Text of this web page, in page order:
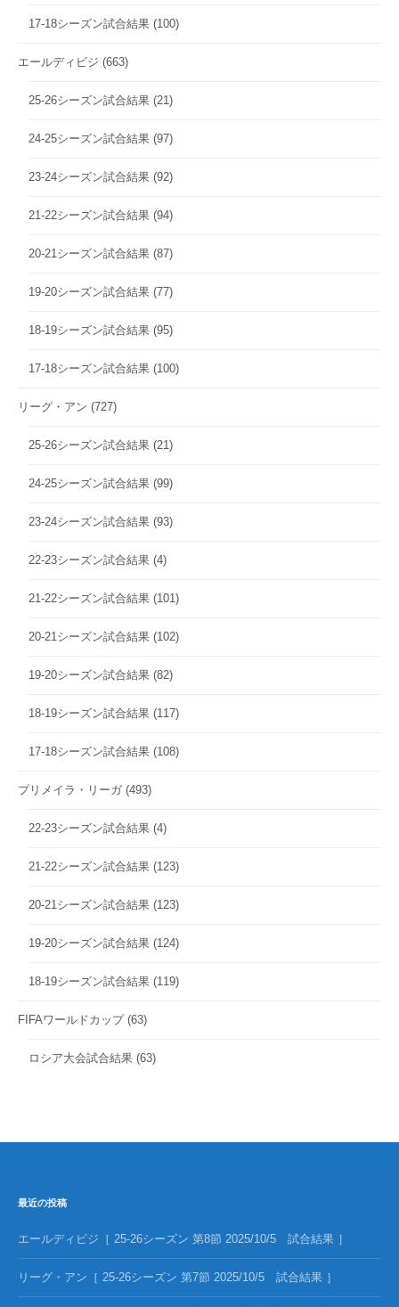
17-18シーズン試合結果 (100)
エールディビジ (663)
25-26シーズン試合結果 (21)
24-25シーズン試合結果 (97)
23-24シーズン試合結果 (92)
21-22シーズン試合結果 (94)
20-21シーズン試合結果 (87)
19-20シーズン試合結果 (77)
18-19シーズン試合結果 (95)
17-18シーズン試合結果 (100)
リーグ・アン (727)
25-26シーズン試合結果 (21)
24-25シーズン試合結果 (99)
23-24シーズン試合結果 (93)
22-23シーズン試合結果 (4)
21-22シーズン試合結果 (101)
20-21シーズン試合結果 (102)
19-20シーズン試合結果 (82)
18-19シーズン試合結果 (117)
17-18シーズン試合結果 (108)
プリメイラ・リーガ (493)
22-23シーズン試合結果 (4)
21-22シーズン試合結果 (123)
20-21シーズン試合結果 (123)
19-20シーズン試合結果 (124)
18-19シーズン試合結果 (119)
FIFAワールドカップ(63)
ロシア大会試合結果 (63)
最近の投稿
エールディビジ［ 25-26シーズン 第8節 2025/10/5 試合結果 ］
リーグ・アン［ 25-26シーズン 第7節 2025/10/5 試合結果 ］